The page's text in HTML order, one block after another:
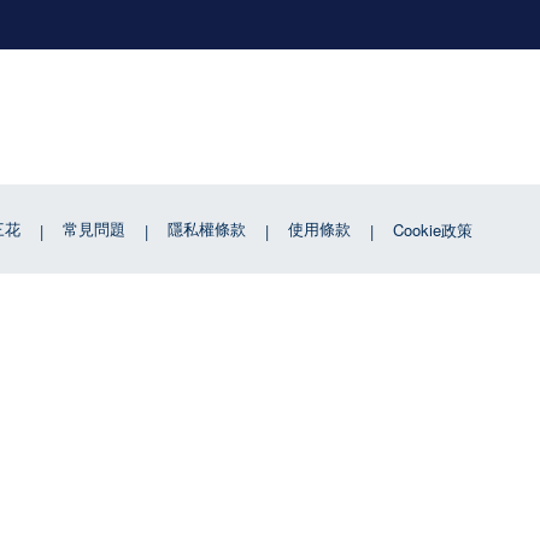
花 常見問題 隱私權條款 使用條款 Cookie政策